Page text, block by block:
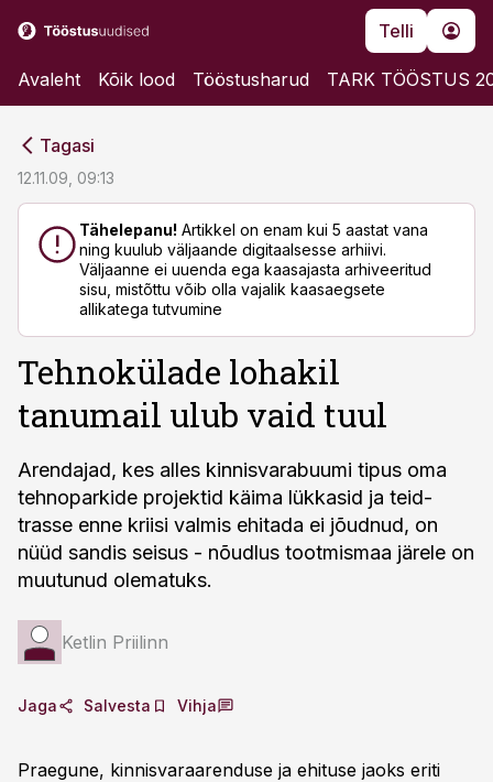
Telli
Avaleht Kõik lood Tööstusharud TARK TÖÖSTUS
Tagasi
12.11.09, 09:13
Tähelepanu! Artikkel on enam kui 5 aastat vana
ning kuulub väljaande digitaalsesse arhiivi.
Väljaanne ei uuenda ega kaasajasta arhiveeritud
sisu, mistõttu võib olla vajalik kaasaegsete
allikatega tutvumine
Tehnokülade lohakil
tanumail ulub vaid tuul
Arendajad, kes alles kinnisvarabuumi tipus oma
tehnoparkide projektid käima lükkasid ja teid-
trasse enne kriisi valmis ehitada ei jõudnud, on
nüüd sandis seisus - nõudlus tootmismaa järele on
muutunud olematuks.
Ketlin Priilinn
Jaga Salvesta Vihja
Praegune, kinnisvaraarenduse ja ehituse jaoks eriti